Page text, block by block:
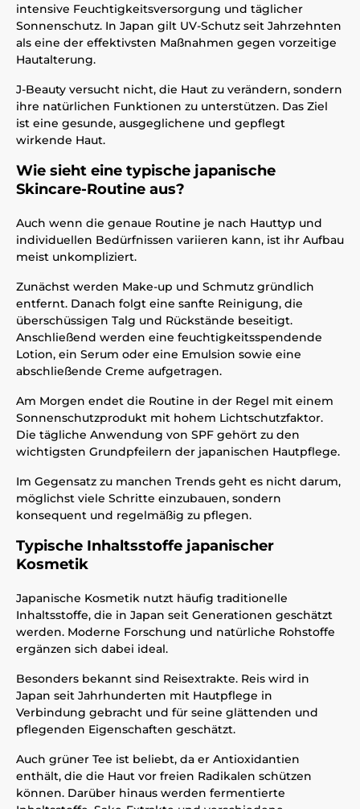
intensive Feuchtigkeitsversorgung und täglicher
Sonnenschutz. In Japan gilt UV-Schutz seit Jahrzehnten
als eine der effektivsten Maßnahmen gegen vorzeitige
Hautalterung.
J-Beauty versucht nicht, die Haut zu verändern, sondern
ihre natürlichen Funktionen zu unterstützen. Das Ziel
ist eine gesunde, ausgeglichene und gepflegt
wirkende Haut.
Wie sieht eine typische japanische
Skincare-Routine aus?
Auch wenn die genaue Routine je nach Hauttyp und
individuellen Bedürfnissen variieren kann, ist ihr Aufbau
meist unkompliziert.
Zunächst werden Make-up und Schmutz gründlich
entfernt. Danach folgt eine sanfte Reinigung, die
überschüssigen Talg und Rückstände beseitigt.
Anschließend werden eine feuchtigkeitsspendende
Lotion, ein Serum oder eine Emulsion sowie eine
abschließende Creme aufgetragen.
Am Morgen endet die Routine in der Regel mit einem
Sonnenschutzprodukt mit hohem Lichtschutzfaktor.
Die tägliche Anwendung von SPF gehört zu den
wichtigsten Grundpfeilern der japanischen Hautpflege.
Im Gegensatz zu manchen Trends geht es nicht darum,
möglichst viele Schritte einzubauen, sondern
konsequent und regelmäßig zu pflegen.
Typische Inhaltsstoffe japanischer
Kosmetik
Japanische Kosmetik nutzt häufig traditionelle
Inhaltsstoffe, die in Japan seit Generationen geschätzt
werden. Moderne Forschung und natürliche Rohstoffe
ergänzen sich dabei ideal.
Besonders bekannt sind Reisextrakte. Reis wird in
Japan seit Jahrhunderten mit Hautpflege in
Verbindung gebracht und für seine glättenden und
pflegenden Eigenschaften geschätzt.
Auch grüner Tee ist beliebt, da er Antioxidantien
enthält, die die Haut vor freien Radikalen schützen
können. Darüber hinaus werden fermentierte